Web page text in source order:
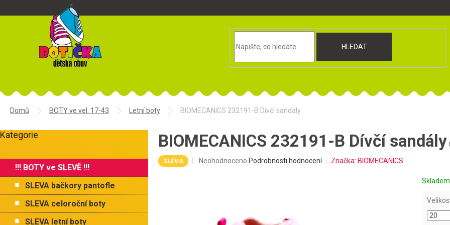
HLEDAT
Domů BOTY ve vel. 17-43 Letní boty BIOMECANICS 232191-B Dívčí sandály
o
t
n
í
Přeskočit
Kategorie
!!! BOTY ve SLEVĚ !!!
SLEVA bačkory pantofle
SLEVA celoroční boty
SLEVA letní boty
BIOMECANICS 232191-B Dívčí sandály
SLEVA
Průměrné
Neohodnoceno Podrobnosti hodnocení Značka: BIOMECANICS
Skladem